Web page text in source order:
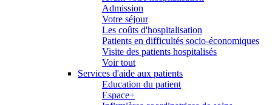
Admission
Votre séjour
Les coûts d'hospitalisation
Patients en difficultés socio-économiques
Visite des patients hospitalisés
Voir tout
Services d'aide aux patients
Education du patient
Espace+